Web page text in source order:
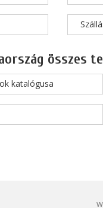
összes
katalógusa